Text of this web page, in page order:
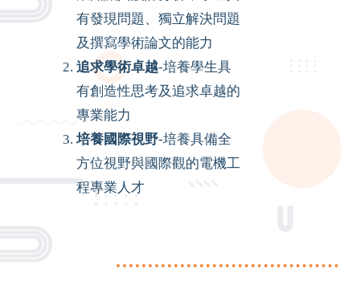
有發現問題、獨立解決問題
及撰寫學術論文的能力
追求學術卓越-培養學生具
有創造性思考及追求卓越的
專業能力
培養國際視野-培養具備全
方位視野與國際觀的電機工
程專業人才